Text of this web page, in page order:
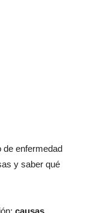
de enfermedad
y saber qué
causas,